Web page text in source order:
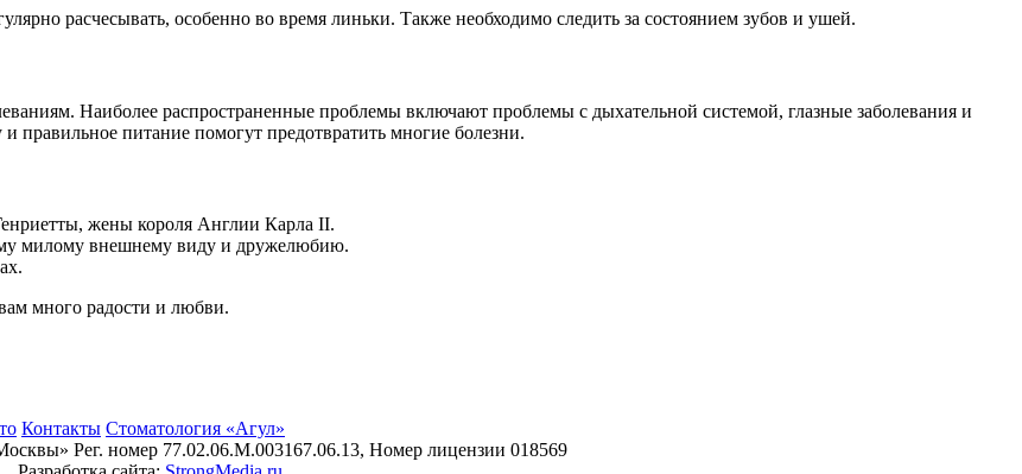
расчесывать, особенно во время линьки. Также необходимо следить за состоянием зубов и ушей.
Наиболее распространенные проблемы включают проблемы с дыхательной системой, глазные заболевания и
правильное питание помогут предотвратить многие болезни.
жены короля Англии Карла II.
милому внешнему виду и дружелюбию.
много радости и любви.
Контакты Стоматология «Агул»
Рег. номер 77.02.06.М.003167.06.13, Номер лицензии 018569